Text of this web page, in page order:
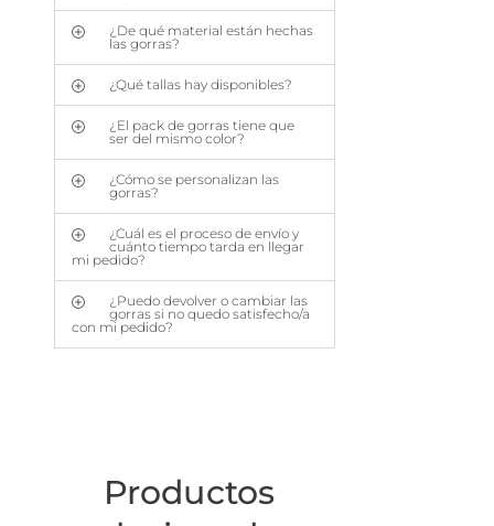
¿De qué material están hechas
las gorras?
¿Qué tallas hay disponibles?
¿El pack de gorras tiene que
ser del mismo color?
¿Cómo se personalizan las
gorras?
¿Cuál es el proceso de envío y
cuánto tiempo tarda en llegar
mi pedido?
¿Puedo devolver o cambiar las
gorras si no quedo satisfecho/a
con mi pedido?
Productos